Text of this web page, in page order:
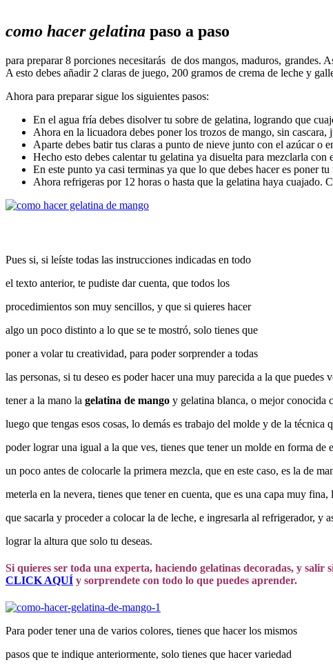
como hacer gelatina paso a paso
para preparar 8 porciones necesitarás de dos mangos, maduros, grandes.
A esto debes añadir 2 claras de juego, 200 gramos de crema de leche y
Ahora para preparar sigue los siguientes pasos:
En el agua fría debes disolver tu sobre de gelatina, logrando que
Ahora en la licuadora debes poner los trozos de mango, sin
Aparte debes batir tus claras a punto de nieve junto con el azúcar o
Hecho esto debes calentar tu gelatina ya disuelta para mezclarla con
En este punto ya casi terminas ya que lo que debes hacer es poner
Ahora refrigeras por 12 horas o hasta que la gelatina haya cuajado.
Pues si, si leíste todas las instrucciones indicadas en todo
el texto anterior, te pudiste dar cuenta, que todos los
procedimientos son muy sencillos, y que si quieres hacer
algo un poco distinto a lo que se te mostró, solo tienes que
poner a volar tu creatividad, para poder sorprender a todas
las personas, si tu deseo es poder hacer una muy parecida a la que puedes
tener a la mano la gelatina de mango y gelatina blanca, o mejor conocida
luego que tengas esos cosas, lo demás es trabajo del molde y de la técnica
poder lograr una igual a la que ves, tienes que tener un molde en forma de
un poco antes de colocarle la primera mezcla, que en este caso, es la de
meterla en la nevera, tienes que tener en cuenta, que es una capa muy fina,
que sacarla y proceder a colocar la de leche, e ingresarla al refrigerador, y
lograr la altura que solo tu deseas.
Si quieres ser toda una experta, haciendo gelatinas decoradas, y
CLICK AQUÍ y sorprendete con todo lo que puedes aprender.
Para poder tener una de varios colores, tienes que hacer los mismos
pasos que te indique anteriormente, solo tienes que hacer variedad